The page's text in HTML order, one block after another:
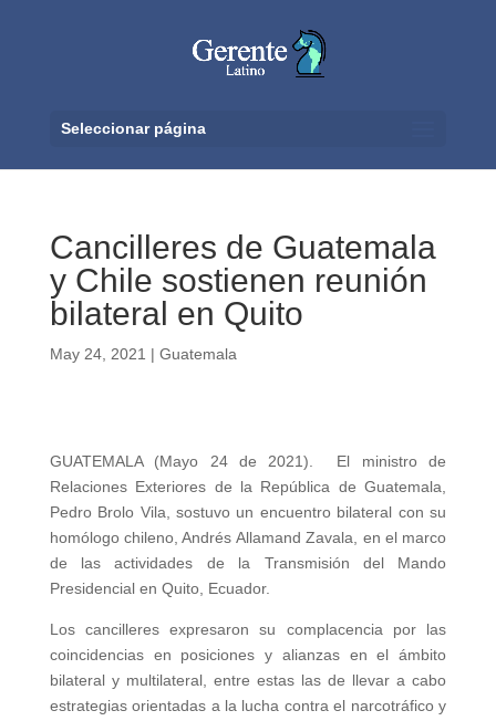
Seleccionar página
Cancilleres de Guatemala
y Chile sostienen reunión
bilateral en Quito
May 24, 2021 | Guatemala
GUATEMALA (Mayo 24 de 2021). El ministro de
Relaciones Exteriores de la República de Guatemala,
Pedro Brolo Vila, sostuvo un encuentro bilateral con su
homólogo chileno, Andrés Allamand Zavala, en el marco
de las actividades de la Transmisión del Mando
Presidencial en Quito, Ecuador.
Los cancilleres expresaron su complacencia por las
coincidencias en posiciones y alianzas en el ámbito
bilateral y multilateral, entre estas las de llevar a cabo
estrategias orientadas a la lucha contra el narcotráfico y